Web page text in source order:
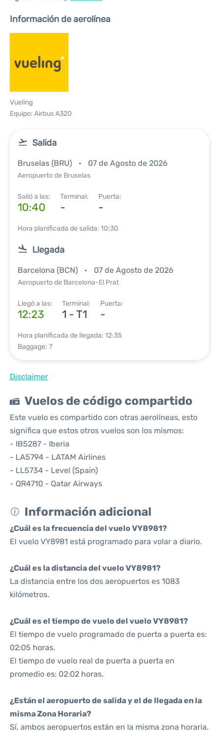
Información de aerolínea
Vueling
Equipo: Airbus A320
Salida
Bruselas (BRU) 07 de Agosto de 2026
Aeropuerto de Bruselas
Salió a las:
10:40
Terminal:
-
Puerta:
-
Hora planificada de salida: 10:30
Llegada
Barcelona (BCN) 07 de Agosto de 2026
Aeropuerto de Barcelona-El Prat
Llegó a las:
12:23
Terminal:
1 - T1
Puerta:
-
Hora planificada de llegada: 12:35
Baggage: 7
Disclaimer
Vuelos de código compartido
Este vuelo es compartido con otras aerolíneas, esto
significa que estos otros vuelos son los mismos:
- IB5287 - Iberia
- LA5794 - LATAM Airlines
- LL5734 - Level (Spain)
- QR4710 - Qatar Airways
Información adicional
¿Cuál es la frecuencia del vuelo VY8981?
El vuelo VY8981 está programado para volar a diario.
¿Cuál es la distancia del vuelo VY8981?
La distancia entre los dos aeropuertos es 1083
kilómetros.
¿Cuál es el tiempo de vuelo del vuelo VY8981?
El tiempo de vuelo programado de puerta a puerta es:
02:05 horas.
El tiempo de vuelo real de puerta a puerta en
promedio es: 02:02 horas.
¿Están el aeropuerto de salida y el de llegada en la
misma Zona Horaria?
Sí, ambos aeropuertos están en la misma zona horaria.